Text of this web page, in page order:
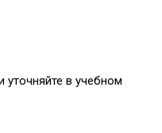
в учебном